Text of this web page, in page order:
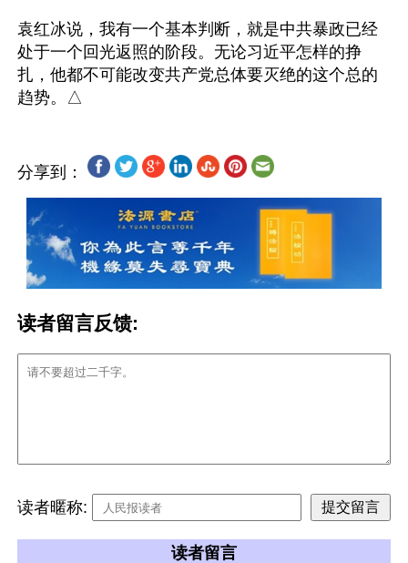
袁红冰说，我有一个基本判断，就是中共暴政已经
处于一个回光返照的阶段。无论习近平怎样的挣
扎，他都不可能改变共产党总体要灭绝的这个总的
分享到：
读者留言反馈:
读者暱称:
读者留言